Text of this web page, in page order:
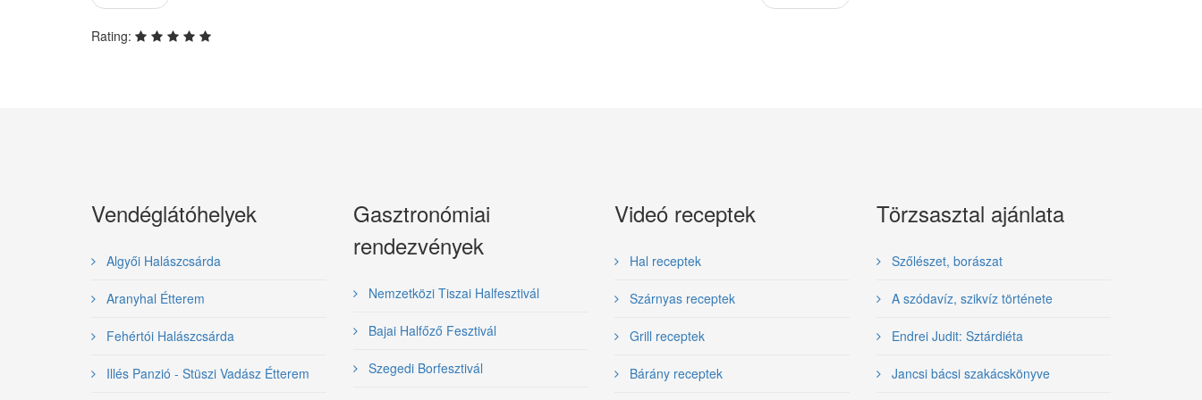
Rating:
Vendéglátóhelyek
Algyői Halászcsárda
Aranyhal Étterem
Fehértói Halászcsárda
Illés Panzió - Stüszi Vadász Étterem
Gasztronómiai
rendezvények
Nemzetközi Tiszai Halfesztivál
Bajai Halfőző Fesztivál
Szegedi Borfesztivál
Videó receptek
Hal receptek
Szárnyas receptek
Grill receptek
Bárány receptek
Törzsasztal ajánlata
Szőlészet, borászat
A szódavíz, szikvíz története
Endrei Judit: Sztárdiéta
Jancsi bácsi szakácskönyve